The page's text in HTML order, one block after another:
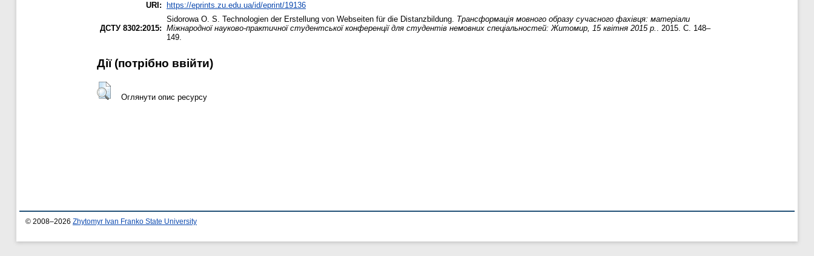
URI:
https://eprints.zu.edu.ua/id/eprint/19136
ДСТУ 8302:2015:
Sidorowa O. S. Technologien der Erstellung von Webseiten für die Distanzbildung. Трансформація мовного образу сучасного фахівця: матеріали
Міжнародної науково-практичної студентської конференції для студентів немовних спеціальностей: Житомир, 15 квітня 2015 р. . 2015. С. 148–
149.
Дії ​​(потрібно ввійти)
Оглянути опис ресурсу
© 2008–2026 Zhytomyr Ivan Franko State University